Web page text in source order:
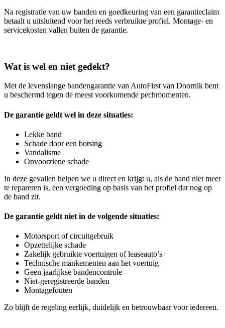
Na registratie van uw banden en goedkeuring van een garantieclaim
betaalt u uitsluitend voor het reeds verbruikte profiel. Montage- en
servicekosten vallen buiten de garantie.
Wat is wel en niet gedekt?
Met de levenslange bandengarantie van AutoFirst van Doornik bent
u beschermd tegen de meest voorkomende pechmomenten.
De garantie geldt wel in deze situaties:
Lekke band
Schade door een botsing
Vandalisme
Onvoorziene schade
In deze gevallen helpen we u direct en krijgt u, als de band niet meer
te repareren is, een vergoeding op basis van het profiel dat nog op
de band zit.
De garantie geldt niet in de volgende situaties:
Motorsport of circuitgebruik
Opzettelijke schade
Zakelijk gebruikte voertuigen of leaseauto’s
Technische mankementen aan het voertuig
Geen jaarlijkse bandencontrole
Niet‑geregistreerde banden
Montagefouten
Zo blijft de regeling eerlijk, duidelijk en betrouwbaar voor iedereen.